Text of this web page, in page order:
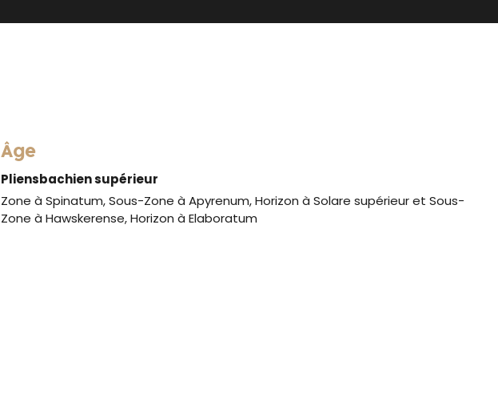
Âge
Pliensbachien supérieur
Zone à Spinatum, Sous-Zone à Apyrenum, Horizon à Solare supérieur et Sous-
Zone à Hawskerense, Horizon à Elaboratum